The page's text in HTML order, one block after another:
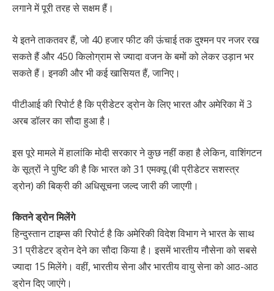
लगाने में पूरी तरह से सक्षम हैं।
ये इतने ताकतवर हैं, जो 40 हजार फीट की ऊंचाई तक दुश्मन पर नजर रख
सकते हैं और 450 किलोग्राम से ज्यादा वजन के बमों को लेकर उड़ान भर
सकते हैं। इनकी और भी कई खासियत हैं, जानिए।
पीटीआई की रिपोर्ट है कि प्रीडेटर ड्रोन के लिए भारत और अमेरिका में 3
अरब डॉलर का सौदा हुआ है।
इस पूरे मामले में हालांकि मोदी सरकार ने कुछ नहीं कहा है लेकिन, वाशिंगटन
के सूत्रों ने पुष्टि की है कि भारत को 31 एमक्यू (बी प्रीडेटर सशस्त्र
ड्रोन) की बिक्री की अधिसूचना जल्द जारी की जाएगी।
कितने ड्रोन मिलेंगे
हिन्दुस्तान टाइम्स की रिपोर्ट है कि अमेरिकी विदेश विभाग ने भारत के साथ
31 प्रीडेटर ड्रोन देने का सौदा किया है। इसमें भारतीय नौसेना को सबसे
ज्यादा 15 मिलेंगे। वहीं, भारतीय सेना और भारतीय वायु सेना को आठ-आठ
ड्रोन दिए जाएंगे।